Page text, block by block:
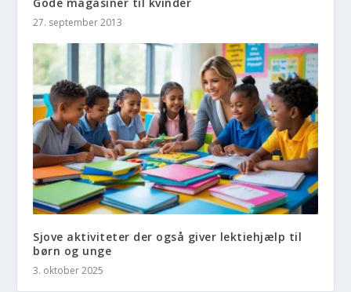
27. september 2013
Sjove aktiviteter der også giver lektiehjælp til
børn og unge
3. oktober 2025